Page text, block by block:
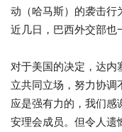
动（哈马斯）的袭击行
近几日，巴西外交部也
对于美国的决定，达内
立共同立场，努力协调
应是强有力的，我们感
安理会成员。但令人遗